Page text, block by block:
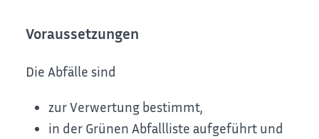
Voraussetzungen
Die Abfälle sind
zur Verwertung bestimmt,
in der Grünen Abfallliste aufgeführt und